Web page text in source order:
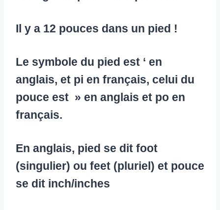
Il y a 12 pouces dans un pied !
Le symbole du pied est ‘ en
anglais, et pi en français, celui du
pouce est » en anglais et po en
français.
En anglais, pied se dit foot
(singulier) ou feet (pluriel) et pouce
se dit inch/inches